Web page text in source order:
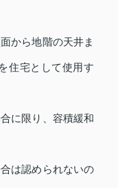
から地階の天井ま
住宅として使用す
に限り、容積緩和
は認められないの